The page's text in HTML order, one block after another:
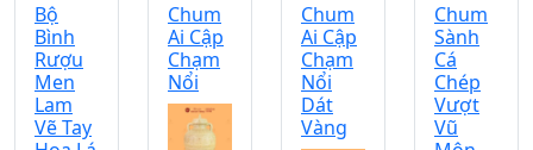
Bộ
Bình
Rượu
Men
Lam
Vẽ Tay
Chum
Ai Cập
Chạm
Nổi
Chum
Ai Cập
Chạm
Nổi
Dát
Vàng
Chum
Sành
Cá
Chép
Vượt
Vũ